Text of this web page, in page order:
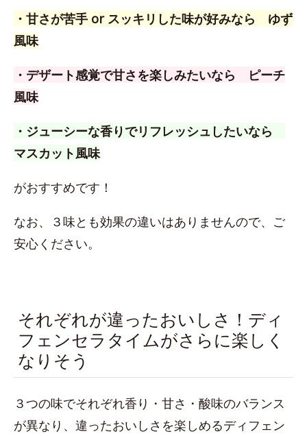
・甘さが苦手 or スッキリした味が好みなら ゆず
風味
・デザート感覚で甘さを楽しみたいなら ピーチ
風味
・ジューシーな香りでリフレッシュしたいなら
マスカット風味
がおすすめです！
なお、３味とも効果の違いはありませんので、ご
安心ください。
それぞれが違ったおいしさ！ディ
フェンセラタイムがさらに楽しく
なりそう
３つの味でそれぞれ香り・甘さ・酸味のバランス
が異なり、違ったおいしさを楽しめるディフェン